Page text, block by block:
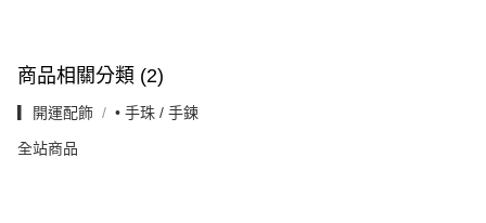
商品相關分類 (2)
▎開運配飾 • 手珠 / 手鍊
全站商品